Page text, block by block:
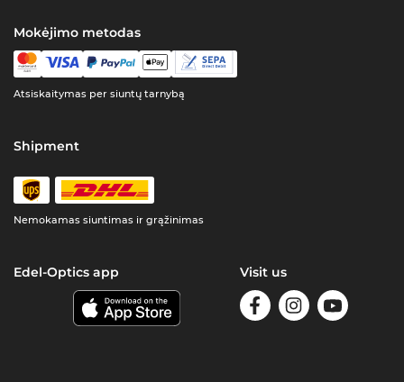
Mokėjimo metodas
Atsiskaitymas per siuntų tarnybą
Shipment
Nemokamas siuntimas ir grąžinimas
Edel-Optics app Visit us